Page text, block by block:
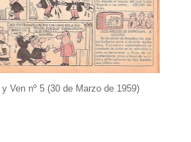
y Ven nº 5 (30 de Marzo de 1959)